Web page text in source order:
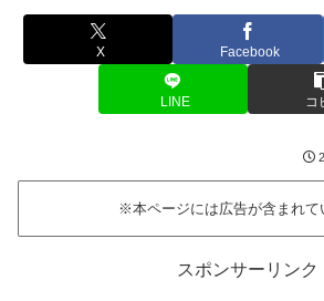
X Facebook
LINE コ
※本ページには広告が含まれて
スポンサーリンク